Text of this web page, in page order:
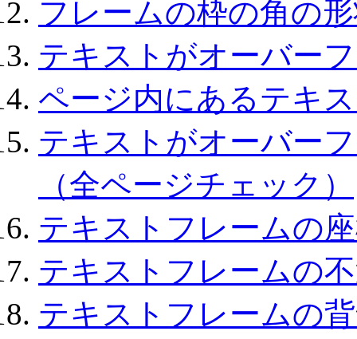
フレームの枠の角の
テキストがオーバー
ページ内にあるテキ
テキストがオーバー
（全ページチェック）
テキストフレームの
テキストフレームの
テキストフレームの